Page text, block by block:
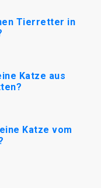
Tierretter in
Katze aus
Katze vom